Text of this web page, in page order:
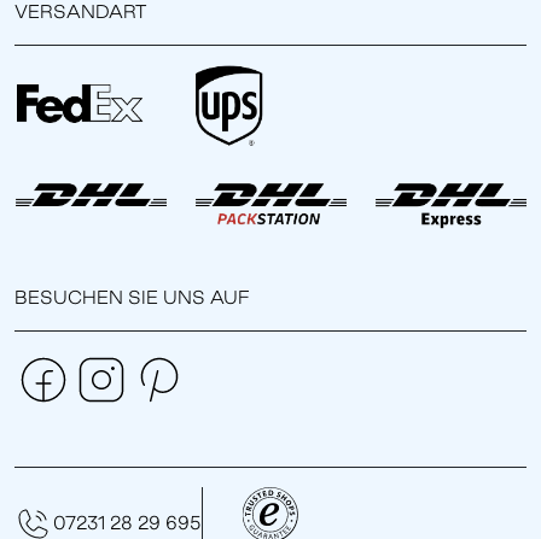
VERSANDART
BESUCHEN SIE UNS AUF
07231 28 29 695